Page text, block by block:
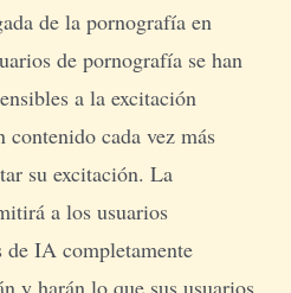
de la pornografía en
de pornografía se han
a la excitación
cada vez más
su excitación. La
a los usuarios
de IA completamente
y harán lo que sus usuarios